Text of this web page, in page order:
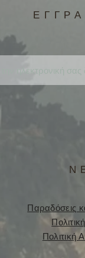
Παραδόσεις
Πολιτική